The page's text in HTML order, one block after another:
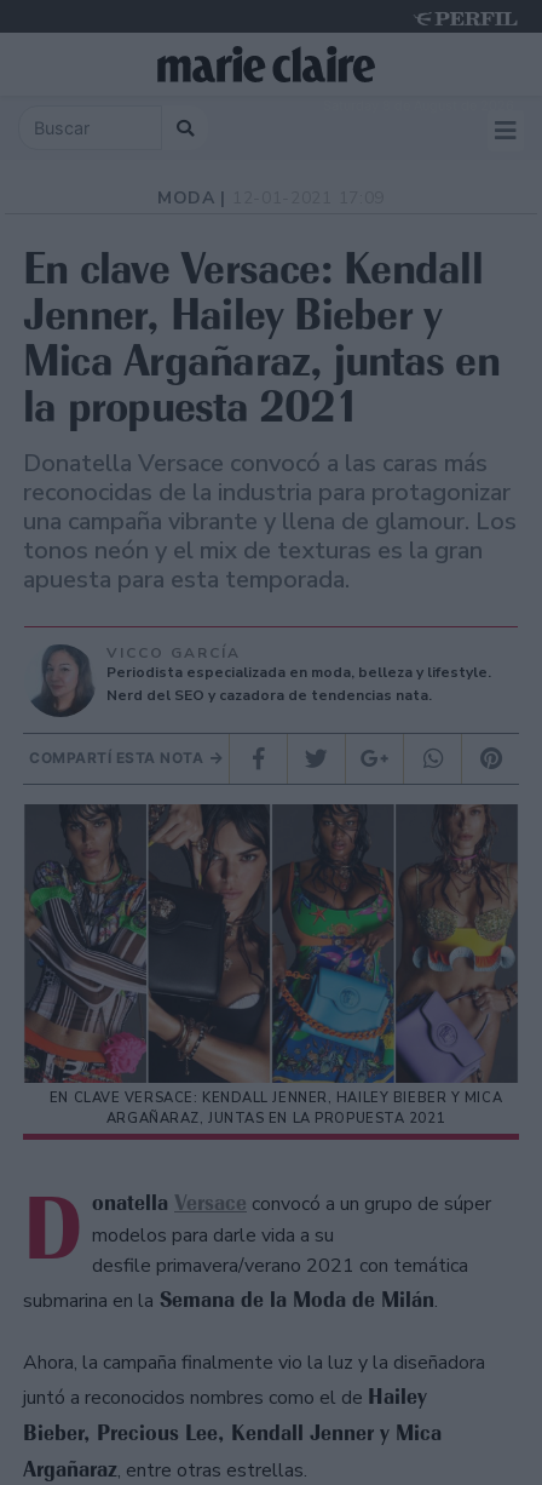
MODA |
En clave Versace: Kendall
Jenner, Hailey Bieber y
Mica Argañaraz, juntas en
la propuesta 2021
Donatella Versace convocó a las caras más
reconocidas de la industria para protagonizar
una campaña vibrante y llena de glamour. Los
tonos neón y el mix de texturas es la gran
apuesta para esta temporada.
VICCO GARCÍA
Periodista especializada en moda, belleza y lifestyle.
Nerd del SEO y cazadora de tendencias nata.
COMPARTÍ ESTA NOTA
EN CLAVE VERSACE: KENDALL JENNER, HAILEY BIEBER Y MICA
ARGAÑARAZ, JUNTAS EN LA PROPUESTA 2021
D onatella Versace convocó a un grupo de súper
modelos para darle vida a su
desfile primavera/verano 2021 con temática
submarina en la Semana de la Moda de Milán.
Ahora, la campaña finalmente vio la luz y la diseñadora
juntó a reconocidos nombres como el de Hailey
Bieber, Precious Lee, Kendall Jenner y Mica
Argañaraz, entre otras estrellas.